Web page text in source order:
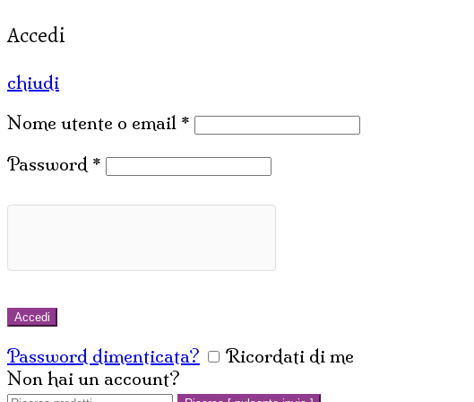
Accedi
chiudi
Nome utente o email *
Password *
Accedi
Password dimenticata?
Ricordati di me
Non hai un account?